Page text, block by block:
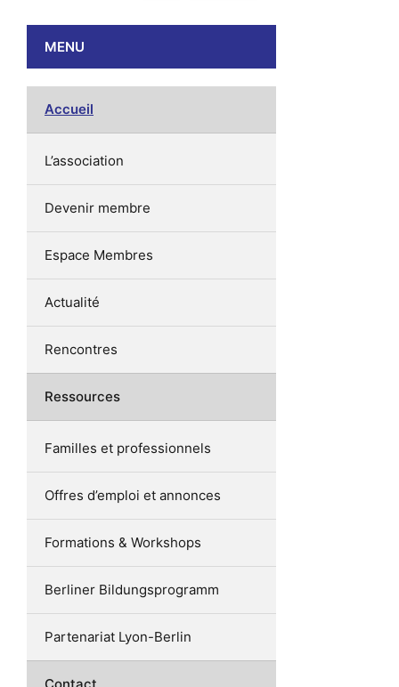
MENU
Accueil
L’association
Devenir membre
Espace Membres
Actualité
Rencontres
Ressources
Familles et professionnels
Offres d’emploi et annonces
Formations & Workshops
Berliner Bildungsprogramm
Partenariat Lyon-Berlin